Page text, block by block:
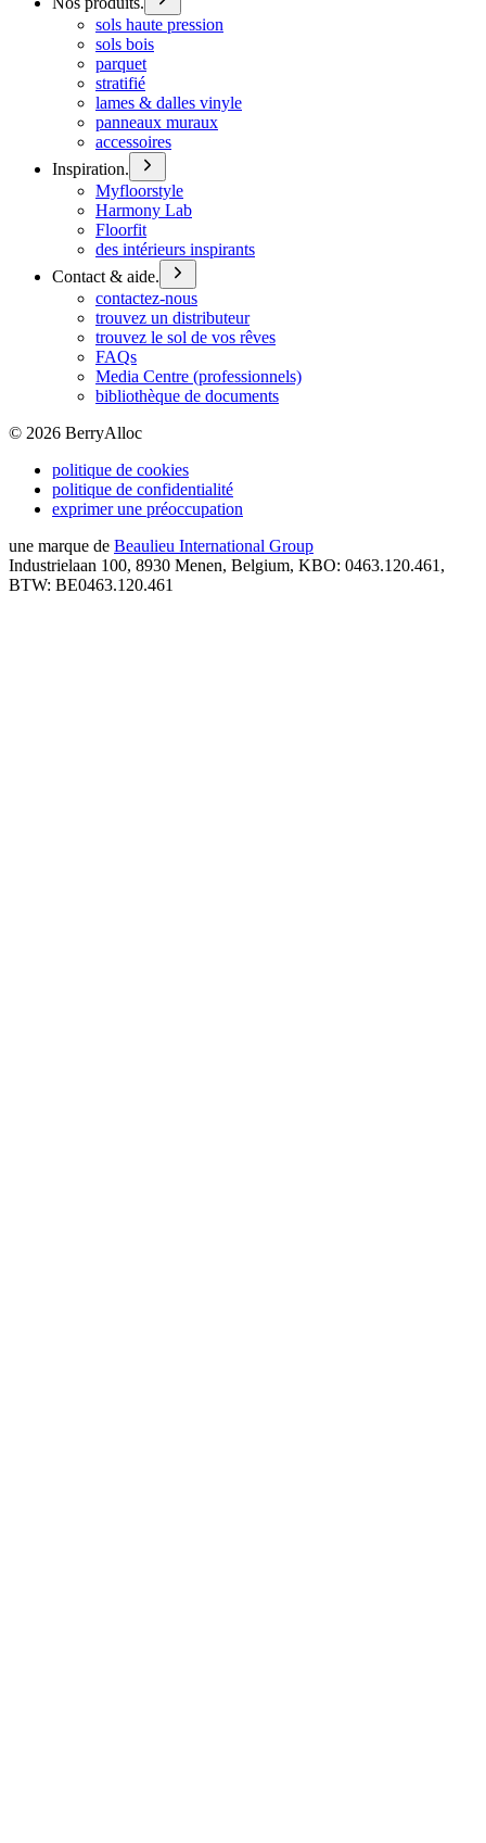
sols haute pression
sols bois
parquet
stratifié
lames & dalles vinyle
panneaux muraux
accessoires
Inspiration.
Myfloorstyle
Harmony Lab
Floorfit
des intérieurs inspirants
Contact & aide.
contactez-nous
trouvez un distributeur
trouvez le sol de vos rêves
FAQs
Media Centre (professionnels)
bibliothèque de documents
© 2026 BerryAlloc
politique de cookies
politique de confidentialité
exprimer une préoccupation
une marque de Beaulieu International Group
Industrielaan 100, 8930 Menen, Belgium, KBO: 0463.120.461,
BTW: BE0463.120.461